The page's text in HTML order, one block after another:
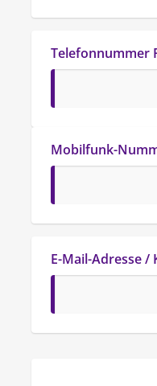
Telefonnummer
Mobilfunk-
E-Mail-Adresse /